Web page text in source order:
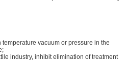
vacuum or pressure in the
industry, inhibit elimination of treatment